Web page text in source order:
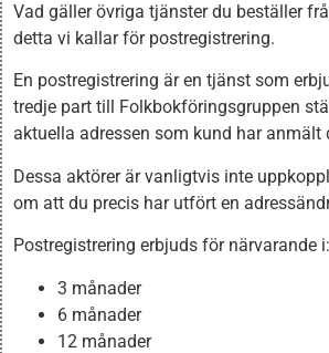
Vad gäller övriga tjänster du beställer
detta vi kallar för postregistrering.
En postregistrering är en tjänst som
tredje part till Folkbokföringsgruppen
aktuella adressen som kund har
Dessa aktörer är vanligtvis inte
om att du precis har utfört en
Postregistrering erbjuds för närvarande i:
3 månader
6 månader
12 månader